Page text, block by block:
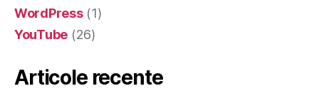
WordPress(1)
YouTube (26)
Articole recente